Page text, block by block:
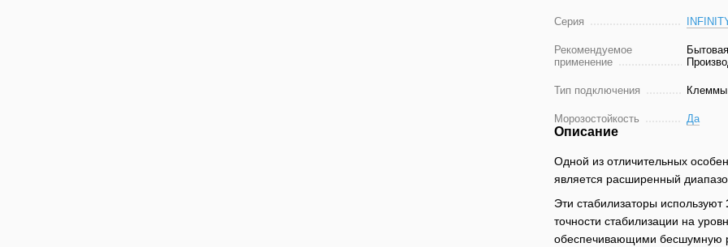
Серия
Рекомендуемое
применение
Тип подключения Клеммы
Морозостойкость Да
Описание
Одной из отличительных
является расширенный
Эти стабилизаторы используют
точности стабилизации на
обеспечивающими бесшумную